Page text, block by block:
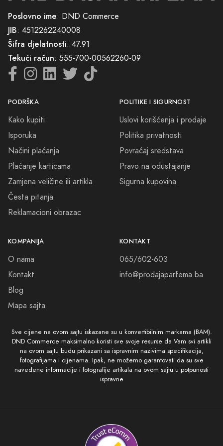
Poslovno ime: DND Commerce
JIB: 4512262240008
Šifra djelatnosti: 47.91
Tekući račun: 555-700-00562260-09
PODRŠKA
Kako kupiti
Isporuka
Načini plaćanja
Plaćanje karticama
Zamjena veličine ili artikla
Česta pitanja
Reklamacioni obrazac
POLITIKE I SIGURNOST
Uslovi korišćenja i prodaje
Politika privatnosti
Povraćaj sredstava
Pravo na odustajanje
Sigurna kupovina
KOMPANIJA
O nama
Kontakt
Blog
Mapa sajta
KONTAKT
065/602-603
info@prodajaparfema.ba
Sve cijene na ovom sajtu iskazane su u konvertibilnim markama (BAM).
DND Commerce maksimalno koristi sve svoje resurse da Vam svi artikli
na ovom sajtu budu prikazani sa ispravnim nazivima specifikacija,
fotografijama i cijenama. Ipak, ne možemo garantovati da su sve
navedene informacije i fotografije artikala na ovom sajtu u potpunosti
ispravne